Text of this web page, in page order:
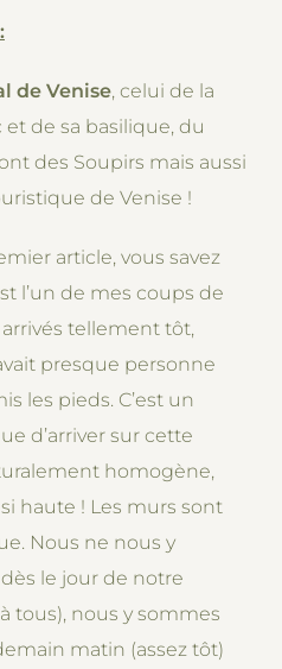
de Venise, celui de la
de sa basilique, du
des Soupirs mais aussi
de Venise !
article, vous savez
l’un de mes coups de
tellement tôt,
presque personne
les pieds. C’est un
d’arriver sur cette
homogène,
haute ! Les murs sont
Nous ne nous y
le jour de notre
tous), nous y sommes
matin (assez tôt)